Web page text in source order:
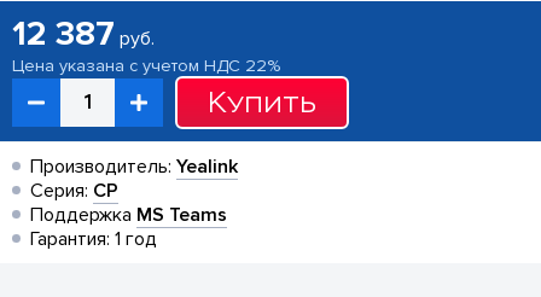
12 387 руб.
Цена указана с учетом НДС 22%
Купить
Производитель: Yealink
Серия: CP
Поддержка MS Teams
Гарантия: 1 год